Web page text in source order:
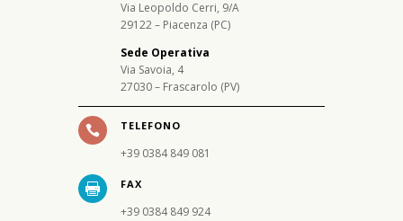
Via Leopoldo Cerri, 9/A
29122 – Piacenza (PC)
Sede Operativa
Via Savoia, 4
27030 – Frascarolo (PV)
 TELEFONO
+39 0384 849 081
 FAX
+39 0384 849 924